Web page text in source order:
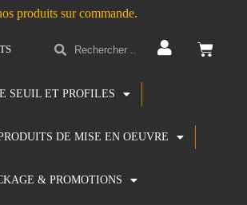
produits sur commande.
SEUIL ET PROFILES
DE MISE EN OEUVRE
& PROMOTIONS